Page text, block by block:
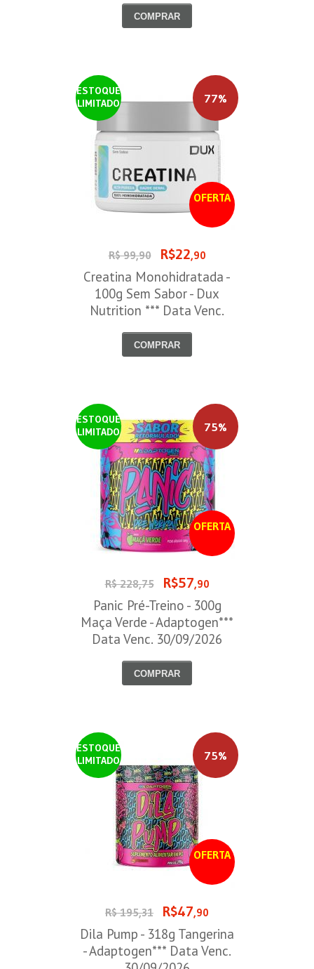
COMPRAR
ESTOQUE
LIMITADO
OFERTA
77%
R$ 99,90 R$22,90
Creatina Monohidratada -
100g Sem Sabor - Dux
Nutrition *** Data Venc.
COMPRAR
ESTOQUE
LIMITADO
OFERTA
75%
R$ 228,75 R$57,90
Panic Pré-Treino - 300g
Maça Verde - Adaptogen***
Data Venc. 30/09/2026
COMPRAR
ESTOQUE
LIMITADO
OFERTA
75%
R$ 195,31 R$47,90
Dila Pump - 318g Tangerina
- Adaptogen*** Data Venc.